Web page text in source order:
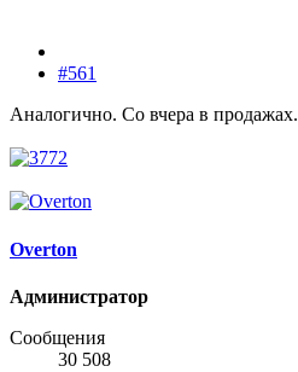
#561
Аналогично. Со вчера в продажах.
Overton
Администратор
Сообщения
30 508